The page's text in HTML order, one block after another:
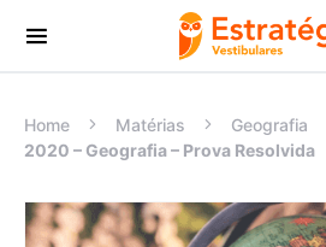
Procurar:
Home Matérias Geografia
2020 – Geografia – Prova Resolvida